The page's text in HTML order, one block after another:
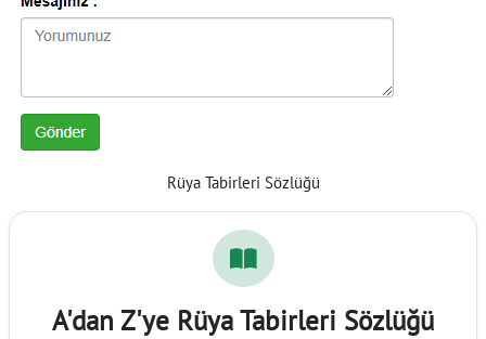
Rüya Tabirleri Sözlüğü
A'dan Z'ye Rüya Tabirleri Sözlüğü